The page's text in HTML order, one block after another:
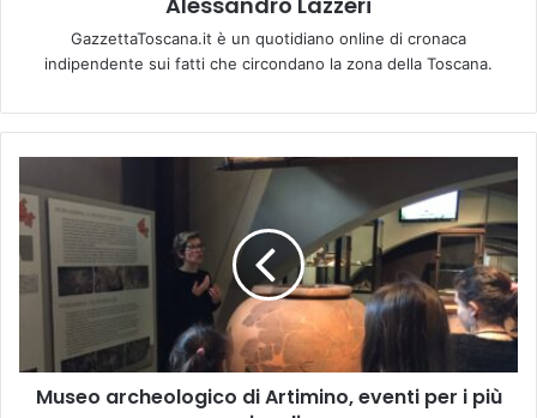
GazzettaToscana.it è un quotidiano online di cronaca
indipendente sui fatti che circondano la zona della Toscana.
u
s
a
h
Museo archeologico di Artimino, eventi per i più